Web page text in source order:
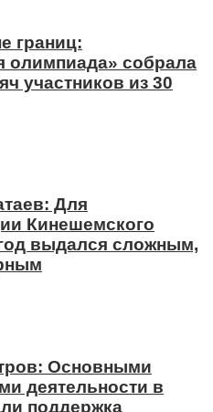
границ:
олимпиада» собрала
участников из 30
Для
Кинешемского
выдался сложным,
Основными
деятельности в
поддержка